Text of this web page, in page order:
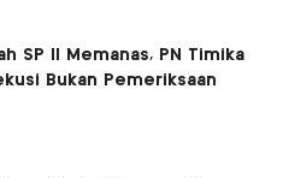
SP II Memanas, PN Timika
Bukan Pemeriksaan